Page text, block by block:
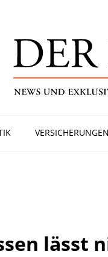
VERSICHERUNGEN
lässt